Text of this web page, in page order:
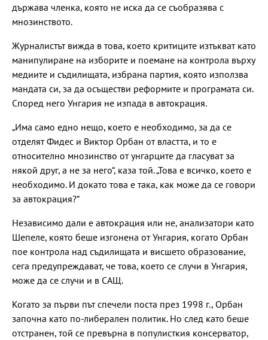
държава членка, която не иска да се съобразява с
мнозинството.
Журналистът вижда в това, което критиците изтъкват като
манипулиране на изборите и поемане на контрола върху
медиите и съдилищата, избрана партия, която използва
мандата си, за да осъществи реформите и програмата си.
Според него Унгария не изпада в автокрация.
„Има само едно нещо, което е необходимо, за да се
отделят Фидес и Виктор Орбан от властта, и то е
относително мнозинство от унгарците да гласуват за
някой друг, а не за него“, каза той. „Това е всичко, което е
необходимо. И докато това е така, как може да се говори
за автокрация?“
Независимо дали е автокрация или не, анализатори като
Шепеле, която беше изгонена от Унгария, когато Орбан
пое контрола над съдилищата и висшето образование,
сега предупреждават, че това, което се случи в Унгария,
може да се случи и в САЩ.
Когато за първи път спечели поста през 1998 г., Орбан
започна като по-либерален политик. Но след като беше
отстранен, той се превърна в популисткия консерватор,